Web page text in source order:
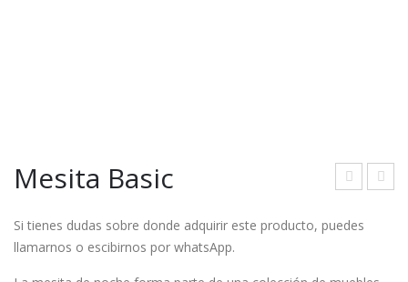
a
me
ic
Mesita Basic
Si tienes dudas sobre donde adquirir este producto, puedes
llamarnos o escibirnos por whatsApp.